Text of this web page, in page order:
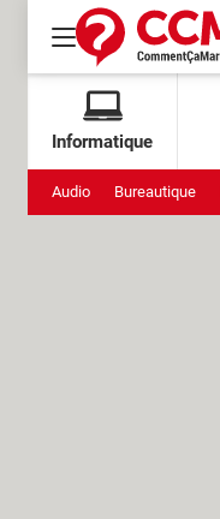
Informatique
Audio Bureautique